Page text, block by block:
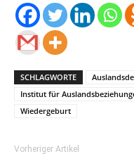
SCHLAGWORTE
Institut für
Wiedergeburt
Vorheriger Artikel